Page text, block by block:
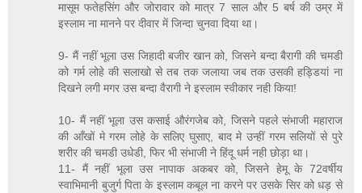
मासूम फतेहसिंग और जोरावार को मात्र 7 साल और 5 बर्ष की उम्र में
इस्लाम ना मानने पर दीवार में जिन्दा चुनवा दिया था।
9- मैं नहीं भूला उस जिहादी बजीर खान को, जिसने बन्दा बैरागी की चमडी
को गर्म लोहे की सलाखो से तब तक जलाया जब तक उसकी हड्डियां ना
दिखने लगी मगर उस बन्दा वैरागी ने इस्लाम स्वीकार नही किया!
10- मैं नहीं भूला उस कसाई औरंगजेब को, जिसने पहले संभाजी महाराज
की आँखों मे गरम लोहे के सलिए घुसाए, बाद मे उन्हीं गरम सलियों से पुरे
शरीर की चमडी उधेडी, फिर भी संभाजी ने हिंदू धर्म नही छोड़ा था।
11- मैं नहीं भूला उस नापाक अकबर को, जिसने हेमू के 72वर्षीय
स्वाभिमानी बुजुर्ग पिता के इस्लाम कबूल ना करने पर उसके सिर को धड़ से